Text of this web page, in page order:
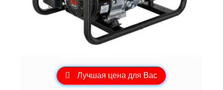
Лучшая цена для Вас